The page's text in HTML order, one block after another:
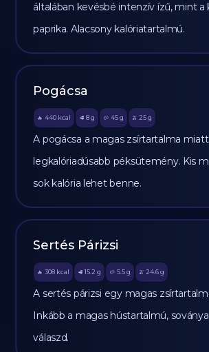
általában kevésbé intenzív ízű, mint a
paprika. Alacsony kalóriatartalmú.
Pogácsa
🔥 440 kcal 🥩 8 g 🥔 45g 🫒 25 g
A pogácsa a magas zsírtartalma
legkalóriadúsabb péksütemény. Kis
sok kalória lehet benne.
Sertés Párizsi
🔥 308 kcal 🥩 15.2 g 🥔 5.5g 🫒 24.6 g
A sertés párizsi egy magas
Inkább a magas hústartalmú,
válaszd.